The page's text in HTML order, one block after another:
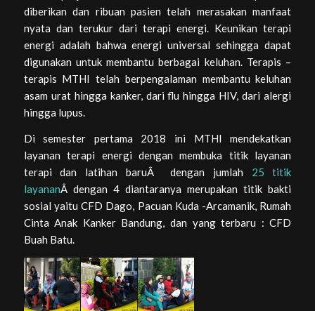
diberikan dan ribuan pasien telah merasakan manfaat
nyata dan terukur dari terapi energi. Keunikan terapi
energi adalah bahwa energi universal sehingga dapat
digunakan untuk membantu berbagai keluhan. Terapis –
terapis MTHI telah berpengalaman membantu keluhan
asam urat hingga kanker, dari flu hingga HIV, dari alergi
hingga lupus.
Di semester pertama 2018 ini MTHI mendekatkan
layanan terapi energi dengan membuka titik layanan
terapi dan latihan baruÂ dengan jumlah 25 titik
layananÂ dengan 4 diantaranya merupakan titik bakti
sosial yaitu CFD Dago, Pacuan Kuda -Arcamanik, Rumah
Cinta Anak Kanker Bandung, dan yang terbaru : CFD
Buah Batu.